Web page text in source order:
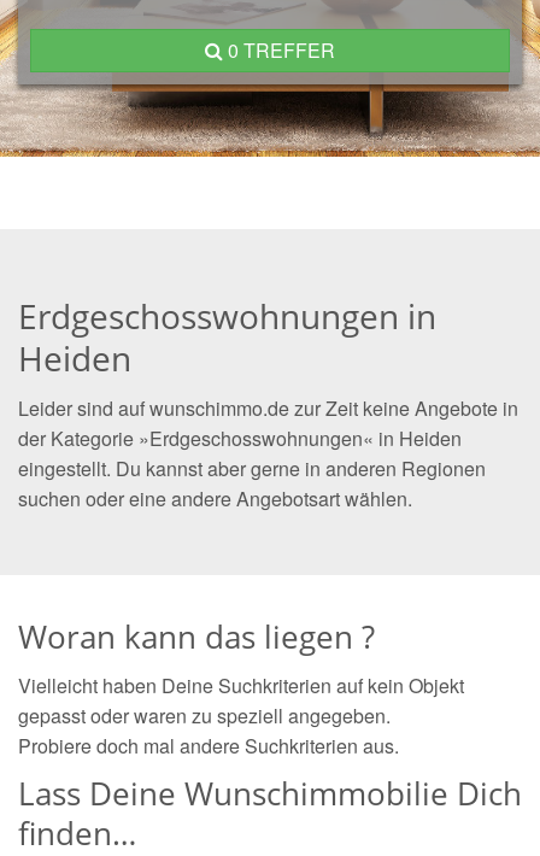
0 TREFFER
Erdgeschosswohnungen in
Heiden
Leider sind auf wunschimmo.de zur Zeit keine Angebote in
der Kategorie »Erdgeschosswohnungen« in Heiden
eingestellt. Du kannst aber gerne in anderen Regionen
suchen oder eine andere Angebotsart wählen.
Woran kann das liegen ?
Vielleicht haben Deine Suchkriterien auf kein Objekt
gepasst oder waren zu speziell angegeben.
Probiere doch mal andere Suchkriterien aus.
Lass Deine Wunschimmobilie Dich
finden…